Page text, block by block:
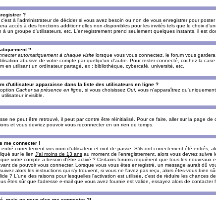
?
à l'administrateur de décider si vous avez besoin ou non de vous enregistrer pour poster
accès à des fonctions additionnelles non-disponibles pour les invités tels que le choix
à un groupe d'utilisateurs, etc. L'enregistrement prend seulement quelques instants, il est
?
automatiquement à chaque visite lorsque vous vous connectez, le forum vous
abusive de votre compte par quelqu'un d'autre. Pour rester connecté, cochez la
en utilisant un ordinateur partagé, ex : bibliothèque, cybercafé, université, etc.
d'utilisateur apparaisse dans la liste des utilisateurs en ligne ?
Cacher sa présence en ligne , si vous choisissez Oui, vous n'apparaîtrez
invisible.
ne peut être retrouvé, il peut par contre être réinitialisé. Pour ce faire, aller sur la page de
et vous devriez pouvoir vous reconnecter en un rien de temps.
me connecter !
correctement vos nom d'utilisateur et mot de passe. S'ils ont correctement été entrés,
sur le lien J'ai moins de 13 ans au moment de l'enregistrement, alors vous devrez suivre
votre compte a besoin d'être activé ? Certains forums requièrent que tous les nouveaux
de pouvoir vous connecter. Lorsque vous vous êtes enregistré, un message aurait dû
alors les instructions qui s'y trouvent, si vous ne l'avez pas reçu, alors êtes-vous bien
? L'une des raisons pour lesquelles l'activation est utilisée, c'est de réduire les chances
êtes sûr que l'adresse e-mail que vous avez fournie est valide, essayez alors de contacter